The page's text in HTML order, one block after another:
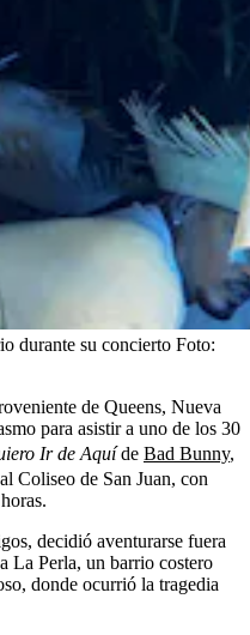
durante su concierto Foto:
de Queens, Nueva
para asistir a uno de los 30
Ir de Aquíde Bad Bunny,
Coliseo de San Juan, con
decidió aventurarse fuera
La Perla, un barrio costero
donde ocurrió la tragedia